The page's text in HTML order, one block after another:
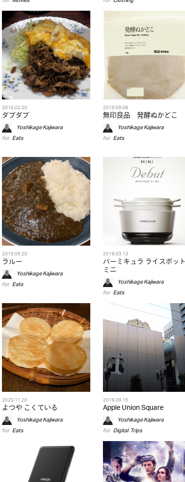
2016.02.20
ダブダブ
Yoshikage Kajiwara
for Eats
2019.09.08
無印良品 発酵ぬかどこ
Yoshikage Kajiwara
for Eats
2019.09.20
ラルー
Yoshikage Kajiwara
for Eats
2018.03.13
バーミキュラ ライスポット
ミニ
Yoshikage Kajiwara
for Eats
2020.11.20
よつや こくている
Yoshikage Kajiwara
for Eats
2016.09.15
Apple Union Square
Yoshikage Kajiwara
for Digital,Trips